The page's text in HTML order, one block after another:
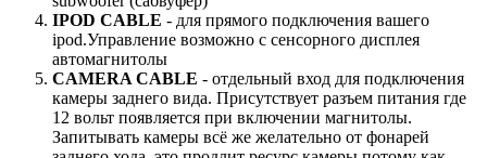
IPOD CABLE - для прямого подключения вашего
ipod.Управление возможно с сенсорного дисплея
автомагнитолы
CAMERA CABLE - отдельный вход для подключения
камеры заднего вида. Присутствует разъем питания где
12 вольт появляется при включении магнитолы.
Запитывать камеры всё же желательно от фонарей